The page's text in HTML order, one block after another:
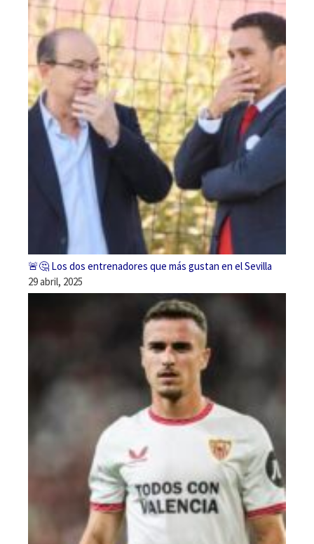
🚨🤔 Los dos entrenadores que más gustan en el Sevilla
29 abril, 2025